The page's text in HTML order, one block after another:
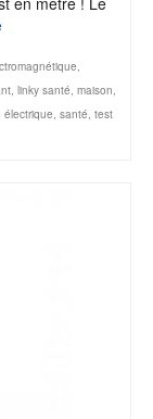
,
, linky santé, maison,
électrique, santé, test